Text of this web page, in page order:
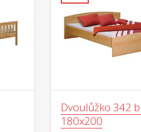
Dvoulůžko 342
180x200